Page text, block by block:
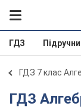
ГДЗ
ГДЗ 7 клас
ГДЗ